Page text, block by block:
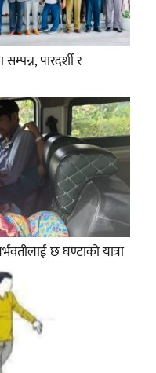
पारदर्शी र
छ घण्टाको यात्रा